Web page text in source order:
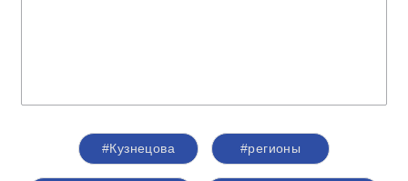
#Кузнецова #регионы